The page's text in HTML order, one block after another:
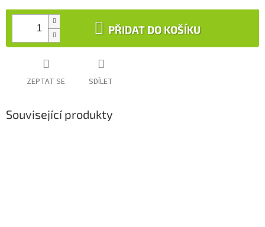
PŘIDAT DO KOŠÍKU
ZEPTAT SE SDÍLET
Související produkty